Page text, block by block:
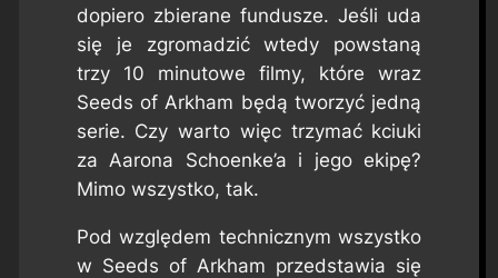
dopiero zbierane fundusze. Jeśli uda
się je zgromadzić wtedy powstaną
trzy 10 minutowe filmy, które wraz
Seeds of Arkham będą tworzyć jedną
serie. Czy warto więc trzymać kciuki
za Aarona Schoenke’a i jego ekipę?
Mimo wszystko, tak.
Pod względem technicznym wszystko
w Seeds of Arkham przedstawia się